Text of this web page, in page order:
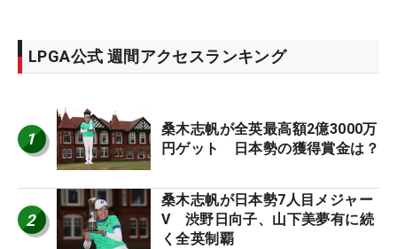
LPGA公式 週間アクセスランキング
1
桑木志帆が全英最高額2億3000万
円ゲット 日本勢の獲得賞金は？
2
桑木志帆が日本勢7人目メジャー
V 渋野日向子、山下美夢有に続
く全英制覇